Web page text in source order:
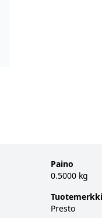
Paino
0.5000 kg
Tuotemerkki
Presto